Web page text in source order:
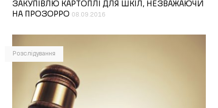
ЗАКУПІВЛЮ КАРТОПЛІ ДЛЯ ШКІЛ, НЕЗВАЖАЮЧИ
НА ПРОЗОРРО 08.09.2016
Розслідування